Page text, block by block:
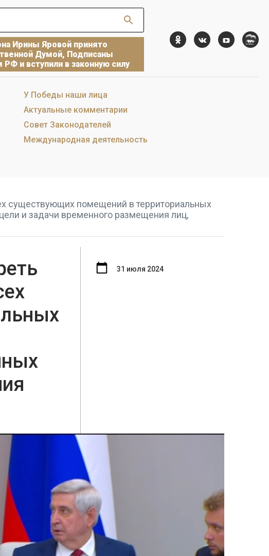
Ирины Яровой принято
Думой, Подписаны
и вступили в законную силу
У Победы наши лица
Актуальные комментарии
Совет Законодателей
Международная деятельность
существующих помещений в территориальных
и задачи временного размещения лиц,
31 июля 2024